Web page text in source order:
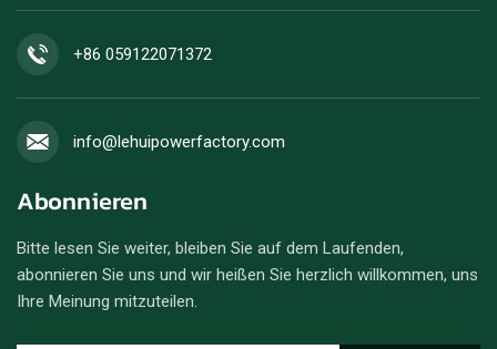
+86 059122071372
info@lehuipowerfactory.com
Abonnieren
Bitte lesen Sie weiter, bleiben Sie auf dem Laufenden,
abonnieren Sie uns und wir heißen Sie herzlich willkommen, uns
Ihre Meinung mitzuteilen.